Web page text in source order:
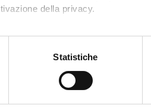
della privacy.
con un'approssimazione di
Statistiche